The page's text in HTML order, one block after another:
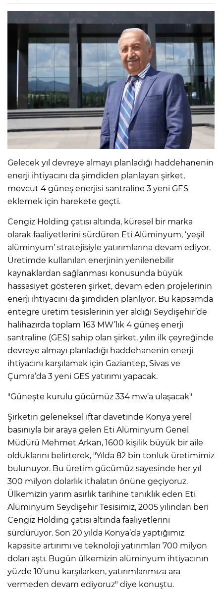
Gelecek yıl devreye almayı planladığı haddehanenin
enerji ihtiyacını da şimdiden planlayan şirket,
mevcut 4 güneş enerjisi santraline 3 yeni GES
eklemek için harekete geçti.
Cengiz Holding çatısı altında, küresel bir marka
olarak faaliyetlerini sürdüren Eti Alüminyum, ‘yeşil
alüminyum’ stratejisiyle yatırımlarına devam ediyor.
Üretimde kullanılan enerjinin yenilenebilir
kaynaklardan sağlanması konusunda büyük
hassasiyet gösteren şirket, devam eden projelerinin
enerji ihtiyacını da şimdiden planlıyor. Bu kapsamda
entegre üretim tesislerinin yer aldığı Seydişehir’de
halihazırda toplam 163 MW’lık 4 güneş enerji
santraline (GES) sahip olan şirket, yılın ilk çeyreğinde
devreye almayı planladığı haddehanenin enerji
ihtiyacını karşılamak için Gaziantep, Sivas ve
Çumra’da 3 yeni GES yatırımı yapacak.
"Güneşte kurulu gücümüz 334 mw’a ulaşacak"
Şirketin geleneksel iftar davetinde Konya yerel
basınıyla bir araya gelen Eti Alüminyum Genel
Müdürü Mehmet Arkan, 1600 kişilik büyük bir aile
olduklarını belirterek, "Yılda 82 bin tonluk üretimimiz
bulunuyor. Bu üretim gücümüz sayesinde her yıl
300 milyon dolarlık ithalatın önüne geçiyoruz.
Ülkemizin yarım asırlık tarihine tanıklık eden Eti
Alüminyum Seydişehir Tesisimiz, 2005 yılından beri
Cengiz Holding çatısı altında faaliyetlerini
sürdürüyor. Son 20 yılda Konya’da yaptığımız
kapasite artırımı ve teknoloji yatırımları 700 milyon
doları aştı. Bugün ülkemizin alüminyum ihtiyacının
yüzde 10’unu karşılarken, yatırımlarımıza ara
vermeden devam ediyoruz" diye konuştu.